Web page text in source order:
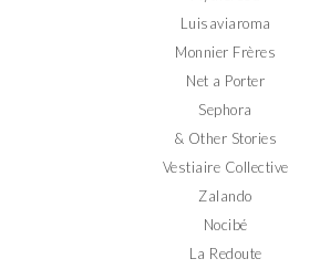
Luisaviaroma
Monnier Frères
Net a Porter
Sephora
& Other Stories
Vestiaire Collective
Zalando
Nocibé
La Redoute